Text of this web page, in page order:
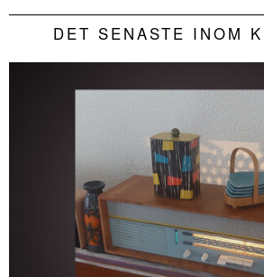
DET SENASTE INOM